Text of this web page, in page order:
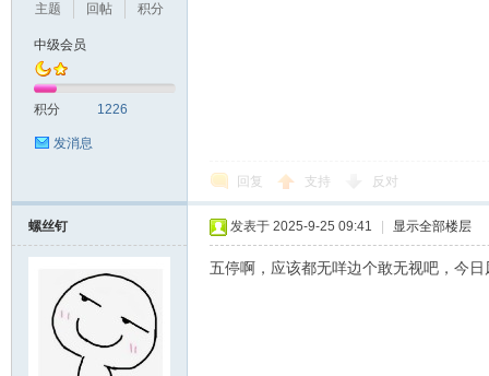
主题
回帖
积分
中级会员
积分 1226
发消息
回复 支持 反对
螺丝钉 发表于 2025-9-25 09:41 显示全部楼层
五停啊，应该都无咩边个敢无视吧，今